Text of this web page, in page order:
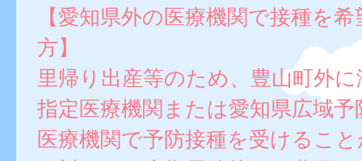
【愛知県外の医療機関で接種を
方】
里帰り出産等のため、豊山町外
指定医療機関または愛知県広域予
医療機関で予防接種を受けるこ